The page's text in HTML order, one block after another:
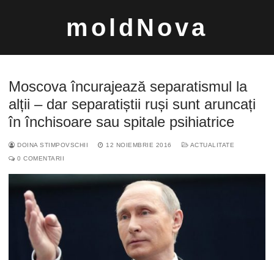
moldNova
după:
Moscova încurajează separatismul la
alții – dar separatiștii ruși sunt aruncați
în închisoare sau spitale psihiatrice
DOINA STIMPOVSCHII 12 NOIEMBRIE 2016
ACTUALITATE
0 COMENTARII